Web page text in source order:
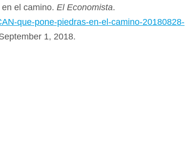
el camino. El Economista.
que-pone-piedras-en-el-camino-20180828-
1, 2018.